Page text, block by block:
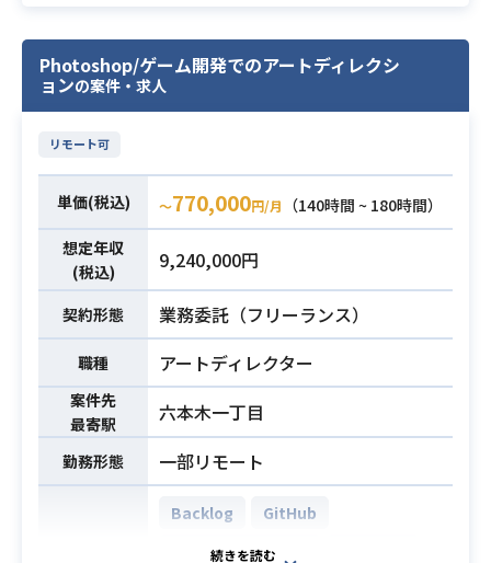
必須スキル
・ポートフォリオの提出
・アダルトコンテンツに抵抗のない
方
・WebプロダクトでのUIデザイン制
・ブランドガイドラインの構築経験
・複数デザイン案件を並行して対応
した経験
・社内外を横断した制作進行管理
・ロゴ / イラストの制作経験
Photoshop/ゲーム開発でのアートディレクシ
ョンの案件・求人
リモート可
単価(税込) 〜770,000円/月
（140時間 ~ 180時間）
想定年収
(税込)
9,240,000円
契約形態 業務委託（フリーランス）
職種 アートディレクター
案件先
最寄駅
六本木一丁目
勤務形態 一部リモート
Backlog
GitHub
Adobe Photoshop